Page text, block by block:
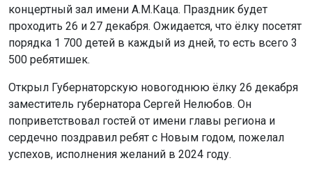
концертный зал имени А.М.Каца. Праздник будет
проходить 26 и 27 декабря. Ожидается, что ёлку посетят
порядка 1 700 детей в каждый из дней, то есть всего 3
500 ребятишек.
Открыл Губернаторскую новогоднюю ёлку 26 декабря
заместитель губернатора Сергей Нелюбов. Он
поприветствовал гостей от имени главы региона и
сердечно поздравил ребят с Новым годом, пожелал
успехов, исполнения желаний в 2024 году.